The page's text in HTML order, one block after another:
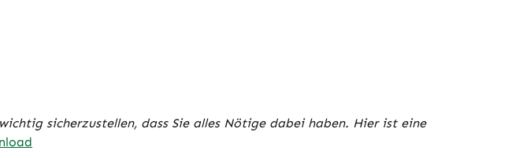
sicherzustellen, dass Sie alles Nötige dabei haben. Hier ist eine